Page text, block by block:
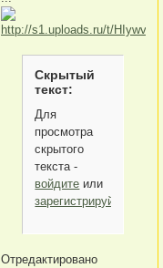
Скрытый
текст:
Для
просмотра
скрытого
текста -
войдите или
зарегистрируйтесь
Отредактировано